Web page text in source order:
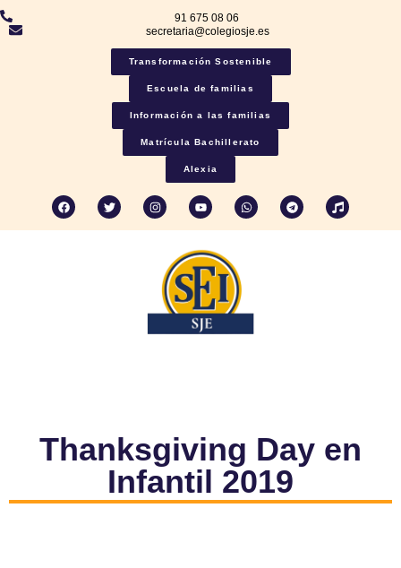
91 675 08 06
secretaria@colegiosje.es
Transformación Sostenible
Escuela de familias
Información a las familias
Matrícula Bachillerato
Alexia
Thanksgiving Day en
Infantil 2019